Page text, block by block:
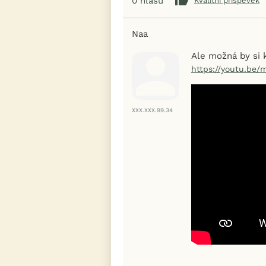
Naa
XXX.XXX.99.34
Ale možná by si
https://youtu.be/